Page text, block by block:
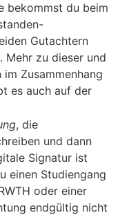
bekommst du beim
Gutachtern
Mehr zu dieser und
Zusammenhang
es auch auf der
, die
und dann
Signatur ist
einen Studiengang
oder einer
endgültig nicht